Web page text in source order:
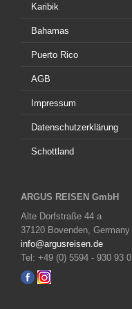
Karibik
Bahamas
Puerto Rico
AGB
Impressum
Datenschutzerklärung
Schottland
ARGUS REISEN GmbH
Alte Dorfstraße 44 a
37120 Bovenden, Germany
info@argusreisen.de
Tel: +49 (0) 5594 - 930 93 0